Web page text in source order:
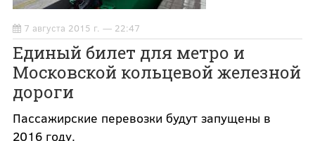
7 августа 2015 г. — 22:47
Единый билет для метро и
Московской кольцевой железной
дороги
Пассажирские перевозки будут запущены в
2016 году.